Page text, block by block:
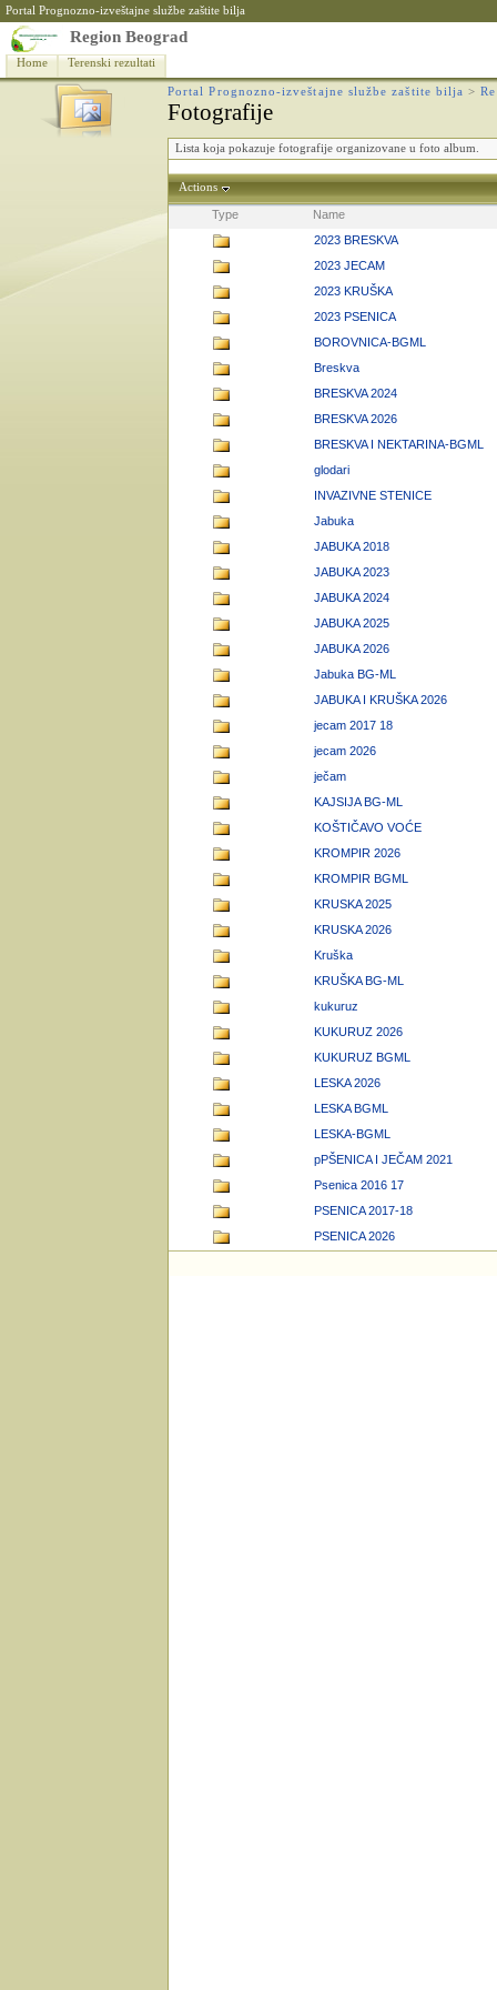
Portal Prognozno-izveštajne službe zaštite bilja
Region Beograd
Home Terenski rezultati
Portal Prognozno-izveštajne službe zaštite bilja >
Fotografije
Lista koja pokazuje fotografije organizovane u foto album.
Actions
Type
Name
2023 BRESKVA
2023 JECAM
2023 KRUŠKA
2023 PSENICA
BOROVNICA-BGML
Breskva
BRESKVA 2024
BRESKVA 2026
BRESKVA I NEKTARINA-BGML
glodari
INVAZIVNE STENICE
Jabuka
JABUKA 2018
JABUKA 2023
JABUKA 2024
JABUKA 2025
JABUKA 2026
Jabuka BG-ML
JABUKA I KRUŠKA 2026
jecam 2017 18
jecam 2026
ječam
KAJSIJA BG-ML
KOŠTIČAVO VOĆE
KROMPIR 2026
KROMPIR BGML
KRUSKA 2025
KRUSKA 2026
Kruška
KRUŠKA BG-ML
kukuruz
KUKURUZ 2026
KUKURUZ BGML
LESKA 2026
LESKA BGML
LESKA-BGML
pPŠENICA I JEČAM 2021
Psenica 2016 17
PSENICA 2017-18
PSENICA 2026